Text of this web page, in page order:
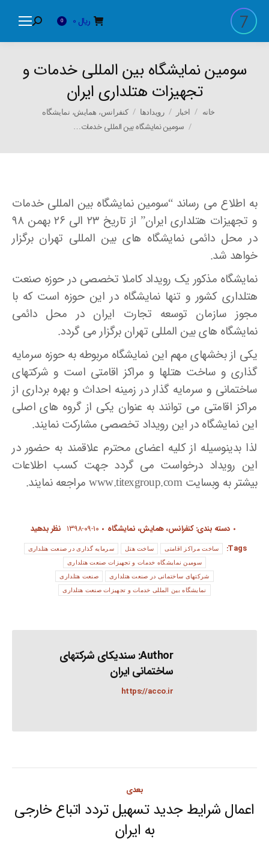
ریال 0
Search:
سومین نمایشگاه بین المللی خدمات و
تجهیزات هتلداری ایران
You are here:
خانه اخبار رویدادها کنفرانس، همایش، نمایشگاه
سومین نمایشگاه بین المللی خدمات…
به اطلاع می رساند “سومین نمایشگاه بین المللی خدمات
و تجهیزات هتلداری ایران” از تاریخ ۲۳ الی ۲۶ بهمن ۹۸
در محل دائمی نمایشگاه های بین المللی تهران برگزار
خواهد شد.
نمایشگاه مذکور یک رویداد کاملا تخصصی در حوزه صنعت
هتلداری کشور و تنها نمایشگاه در این حوزه است که با
مجوز سازمان توسعه تجارت ایران در محل دائمی
نمایشگاه های بین المللی تهران برگزار می گردد.
یکی از بخشهای مهم این نمایشگاه مربوطه به حوزه سرمایه
گذاری و ساخت هتلها و مراکز اقامتی است و شرکتهای
ساختمانی و سرمایه گذار در زمینه احداث و بهره برداری از
مراکز اقامتی می توانند به عنوان یکی از گروه های اصلی
این نمایشگاه در این رویداد تخصصی مشارکت نمایند.
لذا بدینوسیله از کلیه اعضای محترم علاقمند به حضور در
این رویداد درخواست می گردد جهت کسب اطلاعات
بیشتر به وبسایت www.titexgroup.com مراجعه نمایند.
دسته بندی:کنفرانس، همایش، نمایشگاه ۱۳۹۸-۰۹-۱۰ نظر بدهید
Tags:
ساخت مراکز اقامتی ساخت هتل سرمایه گذاری در صنعت هتلداری
سومین نمایشگاه خدمات و تجهیزات صنعت هتلداری
شرکتهای ساختمانی در صنعت هتلداری صنعت هتلداری
نمایشگاه بین المللی خدمات و تجهیزات صنعت هتلداری
Author: سندیکای شرکتهای
ساختمانی ایران
https://acco.ir
navigation
بعدی
Next
post:
اعمال شرایط جدید تسهیل تردد اتباع خارجی
به ایران